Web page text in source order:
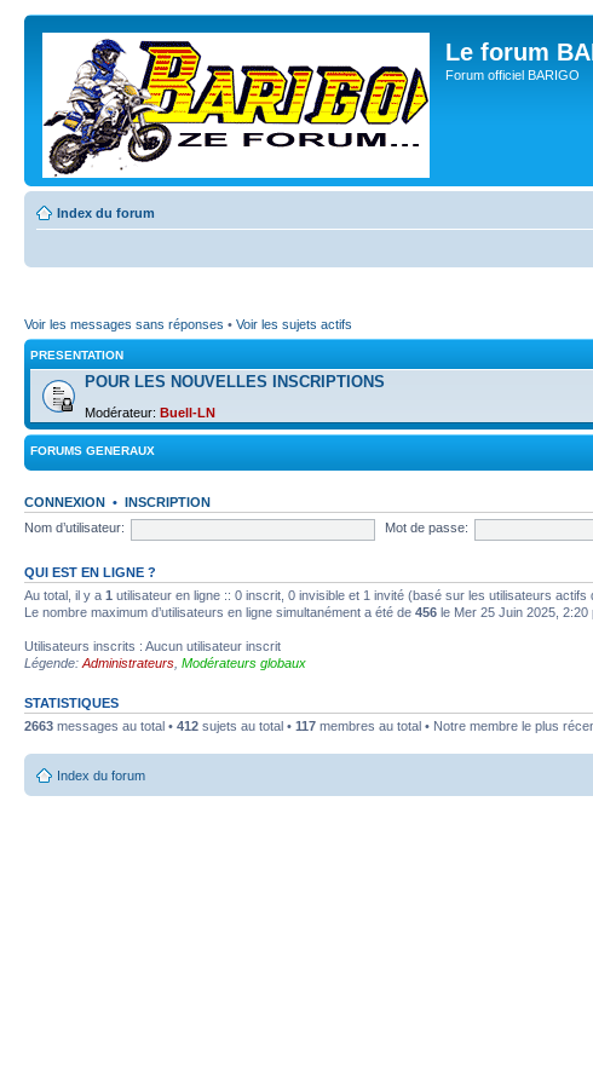
Le forum
Forum officiel BARIGO
Index du forum
Voir les messages sans réponses • Voir les sujets actifs
PRESENTATION
POUR LES NOUVELLES INSCRIPTIONS
Modérateur: Buell-LN
FORUMS GENERAUX
CONNEXION • INSCRIPTION
Nom d’utilisateur:
Mot de passe:
QUI EST EN LIGNE ?
Au total, il y a 1 utilisateur en ligne :: 0 inscrit, 0 invisible et 1 invité (basé sur les utilisateurs actifs
Le nombre maximum d’utilisateurs en ligne simultanément a été de 456 le Mer 25 Juin 2025, 2:20
Utilisateurs inscrits : Aucun utilisateur inscrit
Légende: Administrateurs Modérateurs globaux
STATISTIQUES
2663 messages au total • 412 sujets au total • 117 membres au total • Notre membre le plus
Index du forum